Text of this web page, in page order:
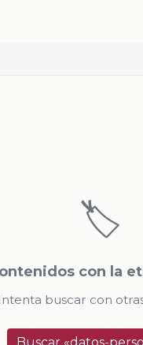
🏷️
con la
Intenta buscar con